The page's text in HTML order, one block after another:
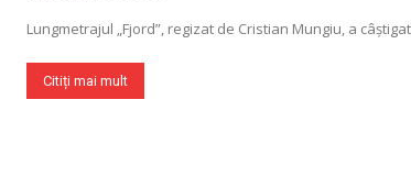
Lungmetrajul „Fjord”, regizat de Cristian Mungiu, a
Citiți mai mult